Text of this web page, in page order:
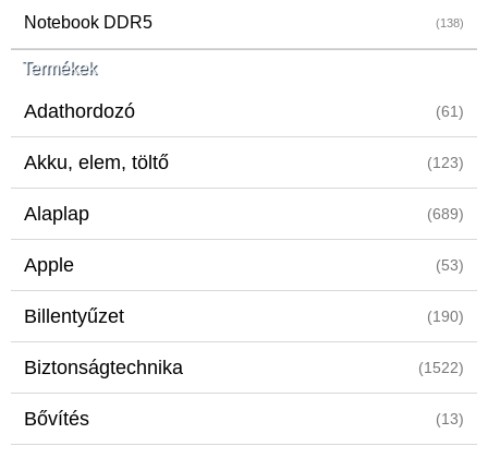
Notebook DDR5 (138)
Termékek
Adathordozó (61)
Akku, elem, töltő (123)
Alaplap (689)
Apple (53)
Billentyűzet (190)
Biztonságtechnika (1522)
Bővítés (13)